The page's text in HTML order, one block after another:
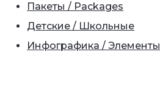
Пакеты / Packages
Детские / Школьные
Инфографика / Элементы